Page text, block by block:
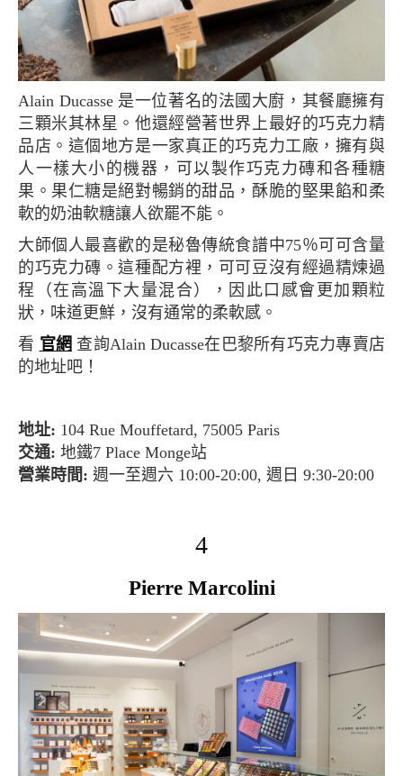
Alain Ducasse 是一位著名的法國大廚，其餐廳擁有
三顆米其林星。他還經營著世界上最好的巧克力精
品店。這個地方是一家真正的巧克力工廠，擁有與
人一樣大小的機器，可以製作巧克力磚和各種糖
果。果仁糖是絕對暢銷的甜品，酥脆的堅果餡和柔
軟的奶油軟糖讓人欲罷不能。
大師個人最喜歡的是秘魯傳統食譜中75％可可含量
的巧克力磚。這種配方裡，可可豆沒有經過精煉過
程（在高溫下大量混合），因此口感會更加顆粒
狀，味道更鮮，沒有通常的柔軟感。
官網 查詢Alain Ducasse在巴黎所有巧克力專賣店
的地址吧！
地址: 104 Rue Mouffetard, 75005 Paris
交通: 地鐵7 Place Monge站
營業時間: 週一至週六 10:00-20:00, 週日 9:30-20:00
4
Pierre Marcolini